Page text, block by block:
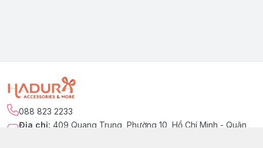
088 823 2233
Địa chỉ: 409 Quang Trung, Phường 10, Hồ Chí Minh - Quận